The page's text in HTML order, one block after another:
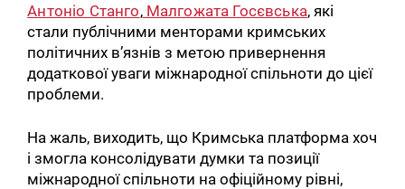
Антоніо Станго,Малгожата Госєвська, які
стали публічними менторами кримських
політичних в’язнів з метою привернення
додаткової уваги міжнародної спільноти до цієї
проблеми.
На жаль, виходить, що Кримська платформа хоч
і змогла консолідувати думки та позиції
міжнародної спільноти на офіційному рівні,